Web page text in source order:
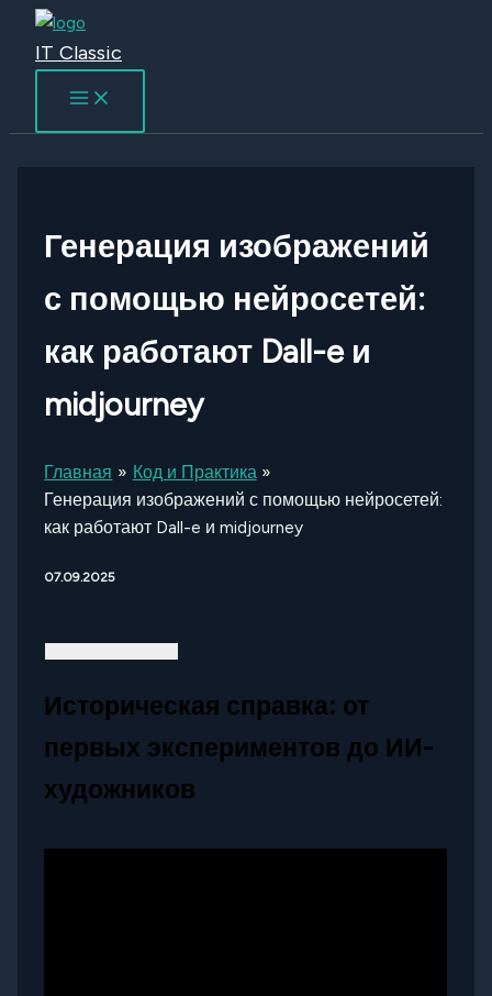
Перейти
содержимому
IT Classic
Генерация изображений
с помощью нейросетей:
как работают Dall-e и
midjourney
Главная
Код и Практика
Генерация изображений с помощью нейросетей:
как работают Dall-e и midjourney
07.09.2025
Историческая справка: от
первых экспериментов до ИИ-
художников